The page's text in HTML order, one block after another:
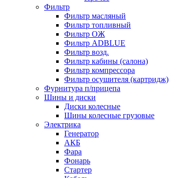
Фильтр
Фильтр масляный
Фильтр топливный
Фильтр ОЖ
Фильтр ADBLUE
Фильтр возд.
Фильтр кабины (салона)
Фильтр компрессора
Фильтр осушителя (картридж)
Фурнитура п/прицепа
Шины и диски
Диски колесные
Шины колесные грузовые
Электрика
Генератор
АКБ
Фара
Фонарь
Стартер